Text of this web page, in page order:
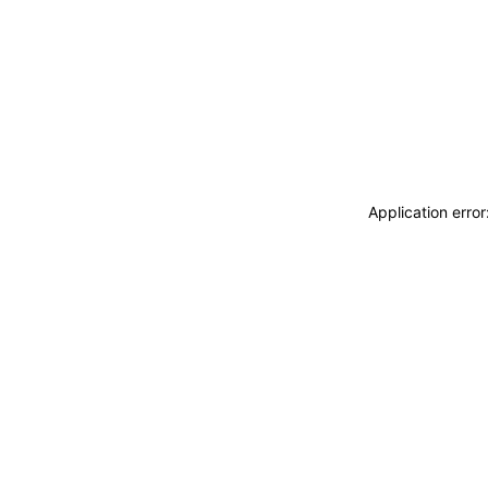
Application